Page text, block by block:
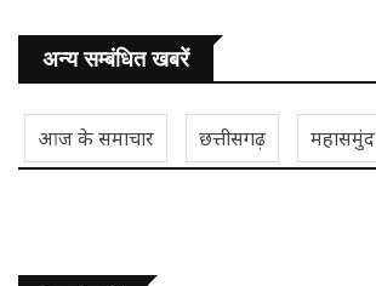
अन्य सम्बंधित खबरें
आज के समाचार छत्तीसगढ़ महासमुंद